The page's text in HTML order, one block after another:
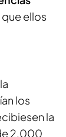
que ellos
los
la
2.000